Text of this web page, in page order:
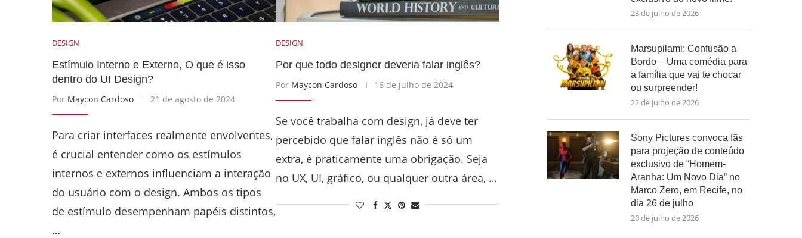
DESIGN
Estímulo Interno e Externo, O que é isso
dentro do UI Design?
Por Maycon Cardoso 21 de agosto de 2024
Para criar interfaces realmente envolventes,
é crucial entender como os estímulos
internos e externos influenciam a interação
do usuário com o design. Ambos os tipos
de estímulo desempenham papéis distintos,
…
DESIGN
Por que todo designer deveria falar inglês?
Por Maycon Cardoso 16 de julho de 2024
Se você trabalha com design, já deve ter
percebido que falar inglês não é só um
extra, é praticamente uma obrigação. Seja
no UX, UI, gráfico, ou qualquer outra área, …
23 de julho de 2026
Marsupilami: Confusão a
Bordo – Uma comédia para
a família que vai te chocar
ou surpreender!
22 de julho de 2026
Sony Pictures convoca fãs
para projeção de conteúdo
exclusivo de “Homem-
Aranha: Um Novo Dia” no
Marco Zero, em Recife, no
dia 26 de julho
20 de julho de 2026